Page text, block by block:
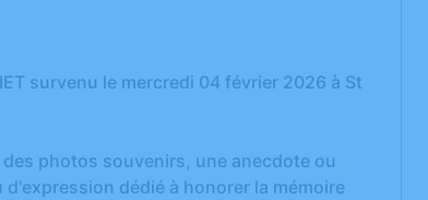
survenu le mercredi 04 février 2026 à St
photos souvenirs, une anecdote ou
dédié à honorer la mémoire